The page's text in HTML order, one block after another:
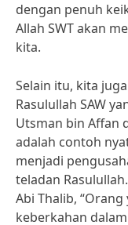
dengan penuh
Allah SWT akan
kita.
Selain itu, kita
Rasulullah SAW
Utsman bin Affan
adalah contoh
menjadi
teladan
Abi Thalib,
keberkahan